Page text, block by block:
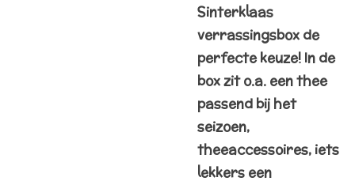
Sinterklaas
verrassingsbox de
perfecte keuze! In de
box zit o.a. een thee
passend bij het
seizoen,
theeaccessoires, iets
lekkers een